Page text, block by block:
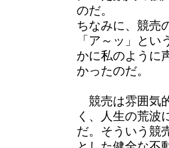
のだ。
ちなみに、競売
「ア～ッ」と
かに私のように
かったのだ。
競売は雰囲気
く、人生の荒波
だ。そういう競